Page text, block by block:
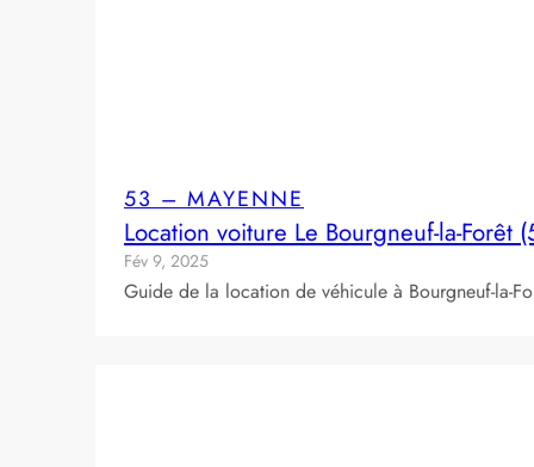
53 – MAYENNE
Location voiture Le Bourgneuf-la-Forêt
Fév 9, 2025
Guide de la location de véhicule à Bourgneuf-la-